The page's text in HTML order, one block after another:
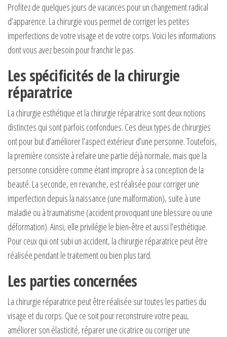
Profitez de quelques jours de vacances pour un changement radical
d’apparence. La chirurgie vous permet de corriger les petites
imperfections de votre visage et de votre corps. Voici les informations
dont vous avez besoin pour franchir le pas.
Les spécificités de la chirurgie
réparatrice
La chirurgie esthétique et la chirurgie réparatrice sont deux notions
distinctes qui sont parfois confondues. Ces deux types de chirurgies
ont pour but d’améliorer l’aspect extérieur d’une personne. Toutefois,
la première consiste à refaire une partie déjà normale, mais que la
personne considère comme étant impropre à sa conception de la
beauté. La seconde, en revanche, est réalisée pour corriger une
imperfection depuis la naissance (une malformation), suite à une
maladie ou à traumatisme (accident provoquant une blessure ou une
déformation). Ainsi, elle privilégie le bien-être et aussi l’esthétique.
Pour ceux qui ont subi un accident, la chirurgie réparatrice peut être
réalisée pendant le traitement ou bien plus tard.
Les parties concernées
La chirurgie réparatrice peut être réalisée sur toutes les parties du
visage et du corps. Que ce soit pour reconstruire votre peau,
améliorer son élasticité, réparer une cicatrice ou corriger une